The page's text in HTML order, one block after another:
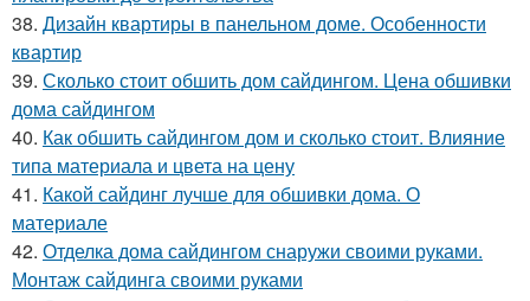
38. Дизайн квартиры в панельном доме. Особенности
квартир
39. Сколько стоит обшить дом сайдингом. Цена обшивки
дома сайдингом
40. Как обшить сайдингом дом и сколько стоит. Влияние
типа материала и цвета на цену
41. Какой сайдинг лучше для обшивки дома. О
материале
42. Отделка дома сайдингом снаружи своими руками.
Монтаж сайдинга своими руками